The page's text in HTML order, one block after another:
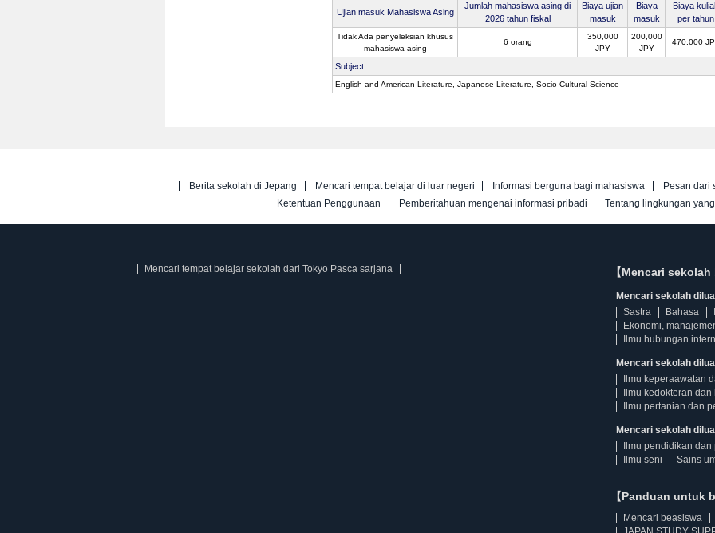
Ujian masuk Mahasiswa Asing
Jumlah mahasiswa asing di
2026 tahun fiskal
Biaya ujian
masuk
Biaya
masuk
Biaya
per tahun
Tidak Ada penyeleksian khusus
mahasiswa asing
6 orang
350,000
JPY
200,000
JPY
470,000
Subject
English and American Literature, Japanese Literature, Socio Cultural Science
Berita sekolah di Jepang Mencari tempat belajar di luar negeri Informasi berguna bagi mahasiswa Pesan dari
Ketentuan Penggunaan
Pemberitahuan mengenai informasi pribadi Tentang lingkungan
Mencari tempat belajar sekolah dari Tokyo Pasca sarjana 【Mencari
Mencari sekolah
Sastra
Bahasa
Ekonomi,
Ilmu hubungan
Mencari sekolah
Ilmu keperaawatan
Ilmu kedokteran
Ilmu pertanian dan
Mencari sekolah
Ilmu pendidikan
Ilmu seni
Sains
【Panduan untuk
Mencari beasiswa